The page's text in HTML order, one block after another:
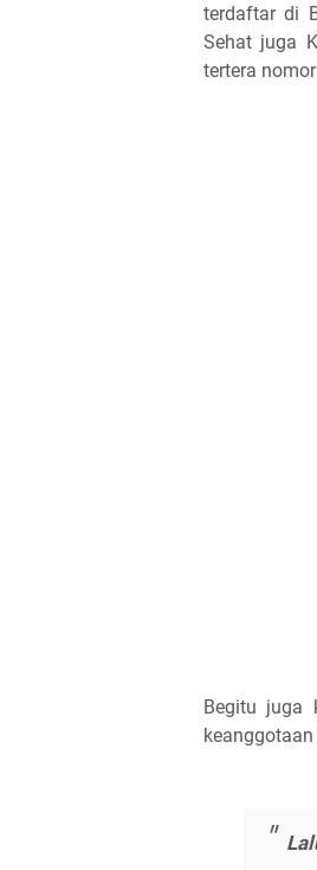
terdaftar di
Sehat juga
tertera
Begitu juga